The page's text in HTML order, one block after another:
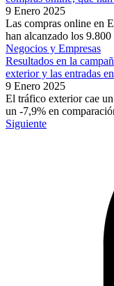
9 Enero 2025
Las compras online en
han alcanzado los
Negocios y Empresas
Resultados en la
exterior y las entradas
9 Enero 2025
El tráfico exterior cae
un -7,9% en
Siguiente